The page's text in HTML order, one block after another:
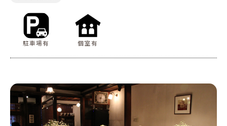
駐車場有 個室有